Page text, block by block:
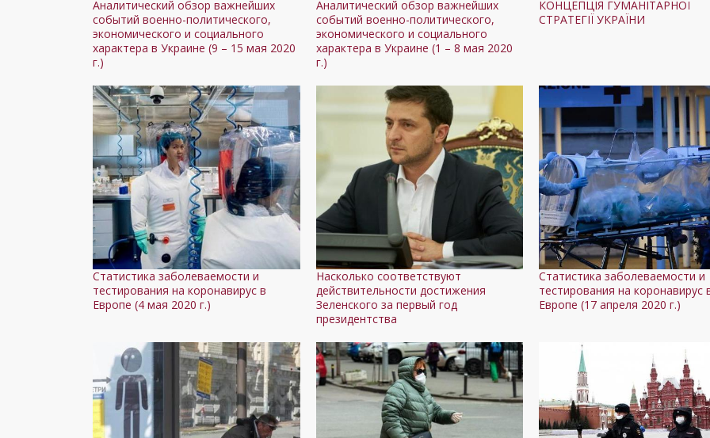
Аналитический обзор важнейших
событий военно-политического,
экономического и социального
характера в Украине (9 – 15 мая 2020
г.)
Аналитический обзор важнейших
событий военно-политического,
экономического и социального
характера в Украине (1 – 8 мая 2020
г.)
КОНЦЕПЦІЯ ГУМАНІТАРНОЇ
СТРАТЕГІЇ УКРАЇНИ
Статистика заболеваемости и
тестирования на коронавирус в
Европе (4 мая 2020 г.)
Насколько соответствуют
действительности достижения
Зеленского за первый год
президентства
Статистика заболеваемости и
тестирования на коронавирус
Европе (17 апреля 2020 г.)